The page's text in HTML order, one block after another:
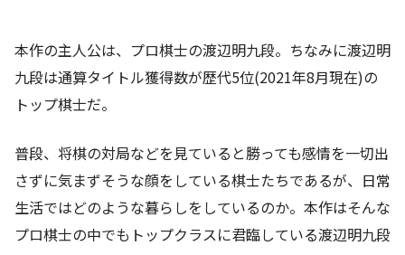
本作の主人公は、プロ棋士の渡辺明九段。ちなみに渡辺明
九段は通算タイトル獲得数が歴代5位(2021年8月現在)の
トップ棋士だ。
普段、将棋の対局などを見ていると勝っても感情を一切出
さずに気まずそうな顔をしている棋士たちであるが、日常
生活ではどのような暮らしをしているのか。本作はそんな
プロ棋士の中でもトップクラスに君臨している渡辺明九段